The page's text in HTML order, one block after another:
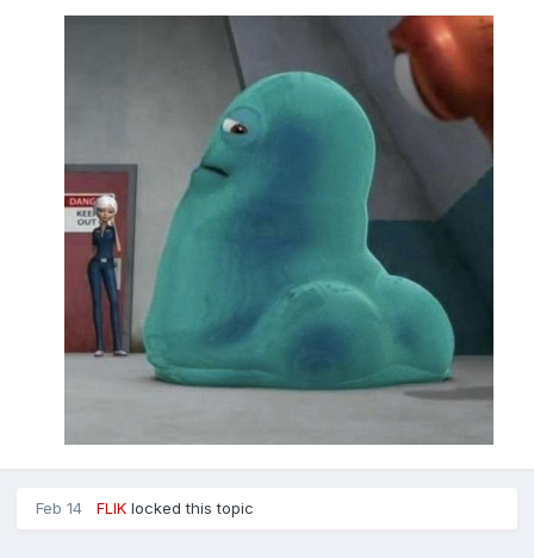
Feb 14 FLIK locked this topic